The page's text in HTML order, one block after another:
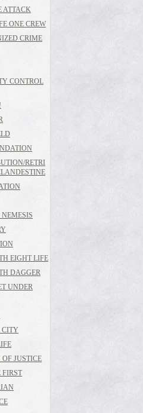
ATTACK
ONE CREW
CRIME
CONTROL
RETRI
EIGHT LIFE
DAGGER
UNDER
CITY
OF JUSTICE
FIRST